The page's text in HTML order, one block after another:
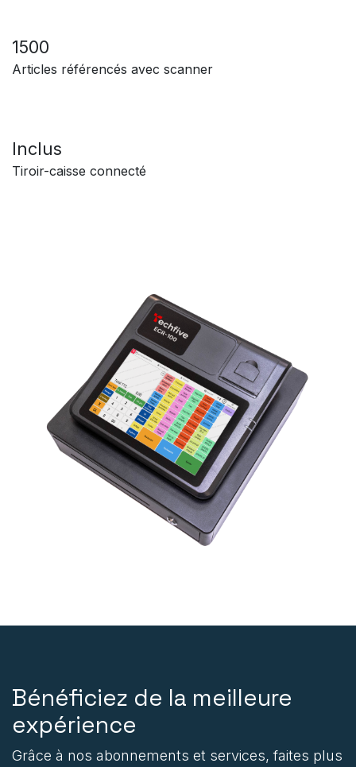
1500
Articles référencés avec scanner
Inclus
Tiroir-caisse connecté
Bénéficiez de la meilleure
expérience
Grâce à nos abonnements et services, faites plus